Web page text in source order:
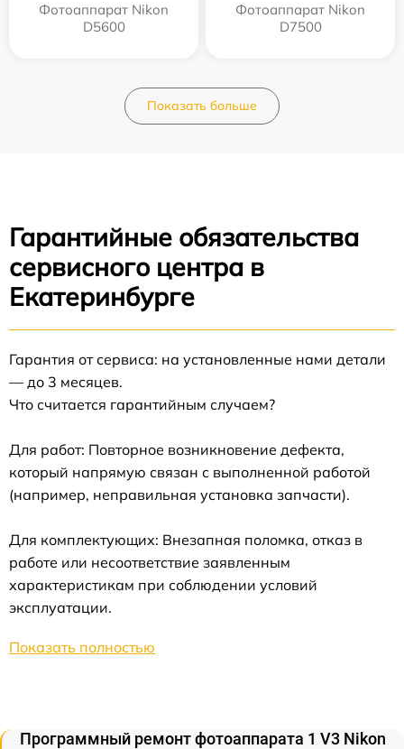
Фотоаппарат Nikon
D5600
Фотоаппарат Nikon
D7500
Показать больше
Гарантийные обязательства
сервисного центра в
Екатеринбурге
Гарантия от сервиса: на установленные нами детали
— до 3 месяцев.
Что считается гарантийным случаем?
Для работ: Повторное возникновение дефекта,
который напрямую связан с выполненной работой
(например, неправильная установка запчасти).
Для комплектующих: Внезапная поломка, отказ в
работе или несоответствие заявленным
характеристикам при соблюдении условий
эксплуатации.
Показать полностью
Программный ремонт фотоаппарата 1 V3 Nikon